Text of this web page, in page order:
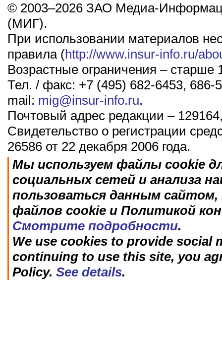
© 2003–2026 ЗАО Медиа-
(МИГ).
При использовании материалов
правила (http://www.insur-info.ru/
Возрастные ограничения – старше
Тел. / факс: +7 (495) 682-6453, 686-
mail: mig@insur-info.ru.
Почтовый адрес редакции –
Свидетельство о регистрации
26586 от 22 декабря 2006 года.
Мы используем файлы cookie
социальных сетей и анализа
пользоваться данным
файлов cookie и Политикой
Смотрите подробности.
We use cookies to provide social
continuing to use this site, you
Policy. See details.